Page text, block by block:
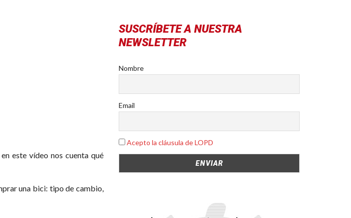
este vídeo nos cuenta qué
una bici: tipo de cambio,
SUSCRÍBETE A NUESTRA
NEWSLETTER
Nombre
Email
Acepto la cláusula de LOPD